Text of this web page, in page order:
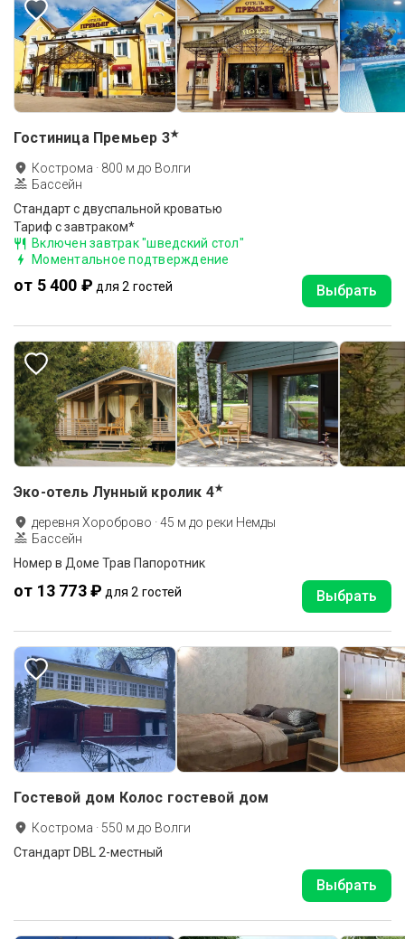
Гостиница Премьер 3★
Кострома · 800 м до Волги
Бассейн
Стандарт с двуспальной кроватью
Тариф с завтраком*
Включен завтрак "шведский стол"
Моментальное подтверждение
от 5 400 ₽ для 2 гостей Выбрать
Эко-отель Лунный кролик 4★
деревня Хороброво ·45 м до реки Немды
Бассейн
Номер в Доме Трав Папоротник
от 13 773 ₽ для 2 гостей Выбрать
Гостевой дом Колос гостевой дом
Кострома · 550 м до Волги
Стандарт DBL 2-местный
Выбрать